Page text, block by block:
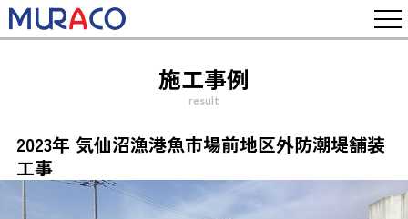
施工事例
result
2023年 気仙沼漁港魚市場前地区外防潮堤舗装
工事